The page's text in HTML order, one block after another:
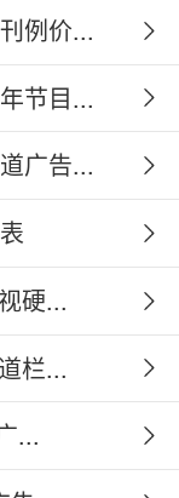
例价...
节目...
广告...
硬...
栏...
...